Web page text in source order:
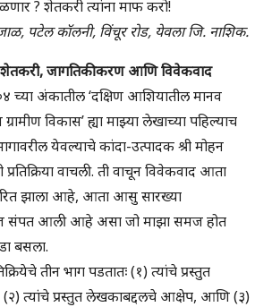
? शेतकरी त्यांना माफ करो!
पटेल कॉलनी, विंचूर रोड, येवला जि. नाशिक.
शेतकरी, जागतिकीकरण आणि विवेकवाद
अंकातील ‘दक्षिण आशियातील मानव
विकास’ ह्या माझ्या लेखाच्या पहिल्याच
येवल्याचे कांदा-उत्पादक श्री मोहन
प्रतिक्रिया वाचली. ती वाचून विवेकवाद आता
झाला आहे, आता आसु सारख्या
संपत आली आहे असा जो माझा समज होत
बसला.
तीन भाग पडतातः (१) त्यांचे प्रस्तुत
(२) त्यांचे प्रस्तुत लेखकाबद्दलचे आक्षेप, आणि (३)